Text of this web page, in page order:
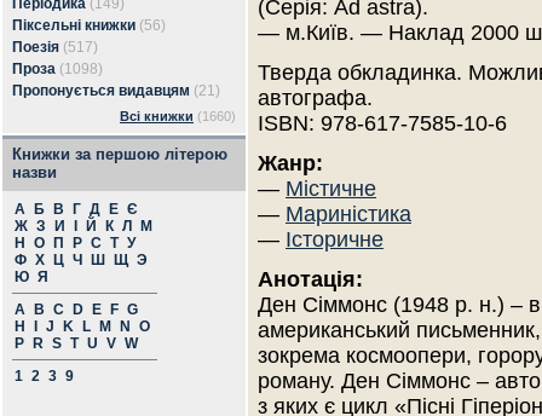
Періодика (149)
Піксельні книжки (56)
Поезія (517)
Проза (1098)
Пропонується видавцям (21)
Всі книжки (1660)
Книжки за першою літерою
назви
А Б В Г Д Е Є
Ж З И Й К Л
М
Н
О П Р С Т У
Ф Х Ц Ч Ш Щ Э
Ю Я
A
B C D E F G
H
J K L M N
O
P
R S T U V W
1 2 3 9
(Серія: Ad astra).
— м.Київ. — Наклад 2000
Тверда обкладинка.
автографа.
ISBN: 978-617-7585-10-6
Жанр:
— Містичне
— Мариністика
— Історичне
Анотація:
Ден Сіммонс (1948 р. н.) –
американський
зокрема космоопери,
роману. Ден Сіммонс –
з яких є цикл «Пісні